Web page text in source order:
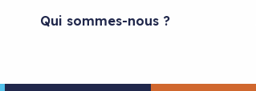
Qui sommes-nous ?